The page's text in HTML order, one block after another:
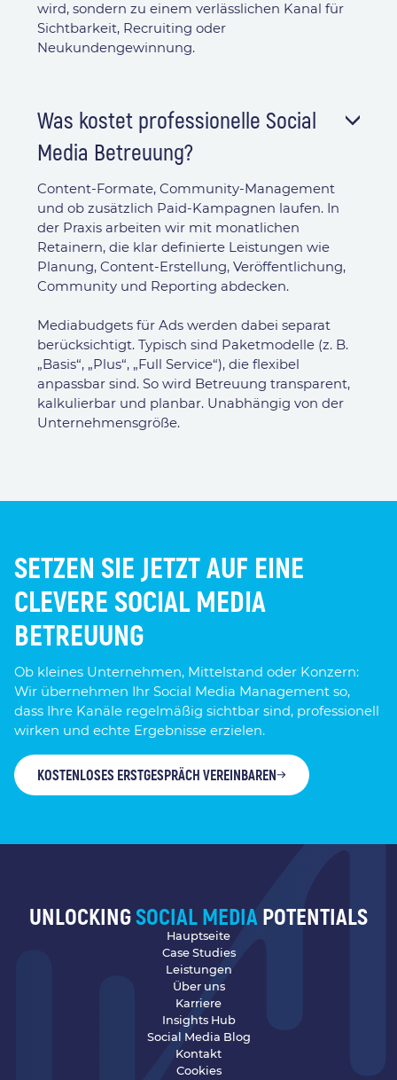
wird, sondern zu einem verlässlichen Kanal für
Sichtbarkeit, Recruiting oder
Neukundengewinnung.
Was kostet professionelle Social
Media Betreuung?
Content-Formate, Community-Management
und ob zusätzlich Paid-Kampagnen laufen. In
der Praxis arbeiten wir mit monatlichen
Retainern, die klar definierte Leistungen wie
Planung, Content-Erstellung, Veröffentlichung,
Community und Reporting abdecken.
Mediabudgets für Ads werden dabei separat
berücksichtigt. Typisch sind Paketmodelle (z. B.
„Basis“, „Plus“, „Full Service“), die flexibel
anpassbar sind. So wird Betreuung transparent,
kalkulierbar und planbar. Unabhängig von der
Unternehmensgröße.
SETZEN SIE JETZT AUF EINE
CLEVERE SOCIAL MEDIA
BETREUUNG
Ob kleines Unternehmen, Mittelstand oder Konzern:
Wir übernehmen Ihr Social Media Management so,
dass Ihre Kanäle regelmäßig sichtbar sind, professionell
wirken und echte Ergebnisse erzielen.
KOSTENLOSES ERSTGESPRÄCH VEREINBAREN
UNLOCKINGSOCIAL MEDIAPOTENTIALS
Hauptseite
Case Studies
Leistungen
Über uns
Karriere
Insights Hub
Social Media Blog
Kontakt
Cookies